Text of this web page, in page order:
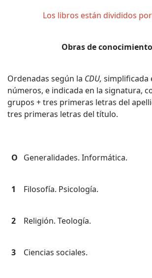
Los libros están divididos
Obras de
Ordenadas según la CDU, simplificada
números, e indicada en la signatura,
grupos + tres primeras letras del
tres primeras letras del título.
O Generalidades. Informática.
1 Filosofía. Psicología.
2 Religión. Teología.
3 Ciencias sociales.